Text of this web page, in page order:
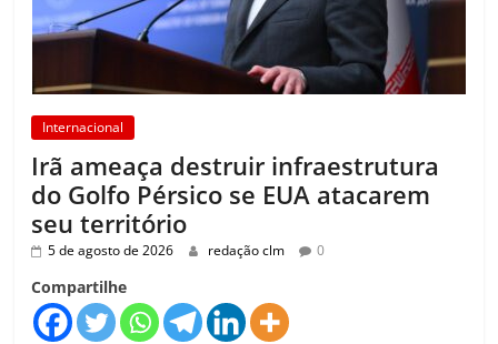
Internacional
Irã ameaça destruir infraestrutura
do Golfo Pérsico se EUA atacarem
seu território
5 de agosto de 2026 redação clm 0
Compartilhe